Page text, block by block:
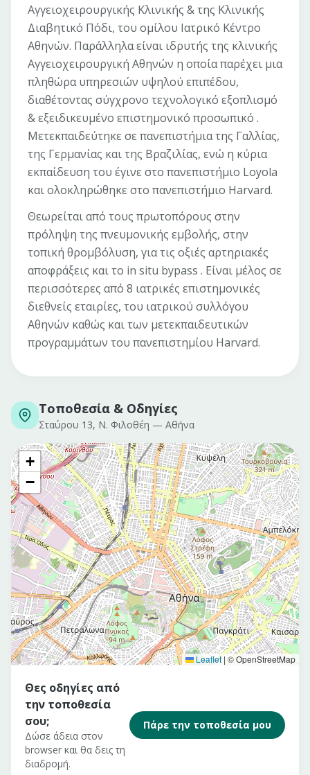
Αγγειοχειρουργικής Κλινικής & της Κλινικής
Διαβητικό Πόδι, του ομίλου Ιατρικό Κέντρο
Αθηνών. Παράλληλα είναι ιδρυτής της κλινικής
Αγγειοχειρουργική Αθηνών η οποία παρέχει μια
πληθώρα υπηρεσιών υψηλού επιπέδου,
διαθέτοντας σύγχρονο τεχνολογικό εξοπλισμό
& εξειδικευμένο επιστημονικό προσωπικό .
Μετεκπαιδεύτηκε σε πανεπιστήμια της Γαλλίας,
της Γερμανίας και της Βραζιλίας, ενώ η κύρια
εκπαίδευση του έγινε στο πανεπιστήμιο Loyola
και ολοκληρώθηκε στο πανεπιστήμιο Harvard.
Θεωρείται από τους πρωτοπόρους στην
πρόληψη της πνευμονικής εμβολής, στην
τοπική θρομβόλυση, για τις οξιές αρτηριακές
αποφράξεις και το in situ bypass . Είναι μέλος σε
περισσότερες από 8 ιατρικές επιστημονικές
διεθνείς εταιρίες, του ιατρικού συλλόγου
Αθηνών καθώς και των μετεκπαιδευτικών
προγραμμάτων του πανεπιστημίου Harvard.
Τοποθεσία & Οδηγίες
Σταύρου 13, Ν. Φιλοθέη — Αθήνα
+
−
Leaflet |© OpenStreetMap
Θες οδηγίες από
την τοποθεσία
σου;
Δώσε άδεια στον
browser και θα δεις τη
διαδρομή.
Πάρε την τοποθεσία μου